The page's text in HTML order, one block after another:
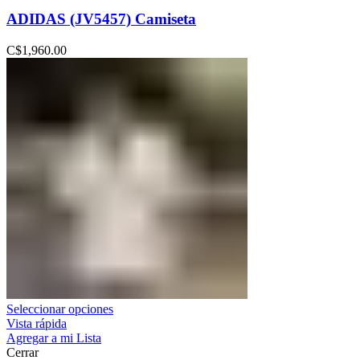
ADIDAS (JV5457) Camiseta
C$1,960.00
Seleccionar opciones
Vista rápida
Agregar a mi Lista
Cerrar